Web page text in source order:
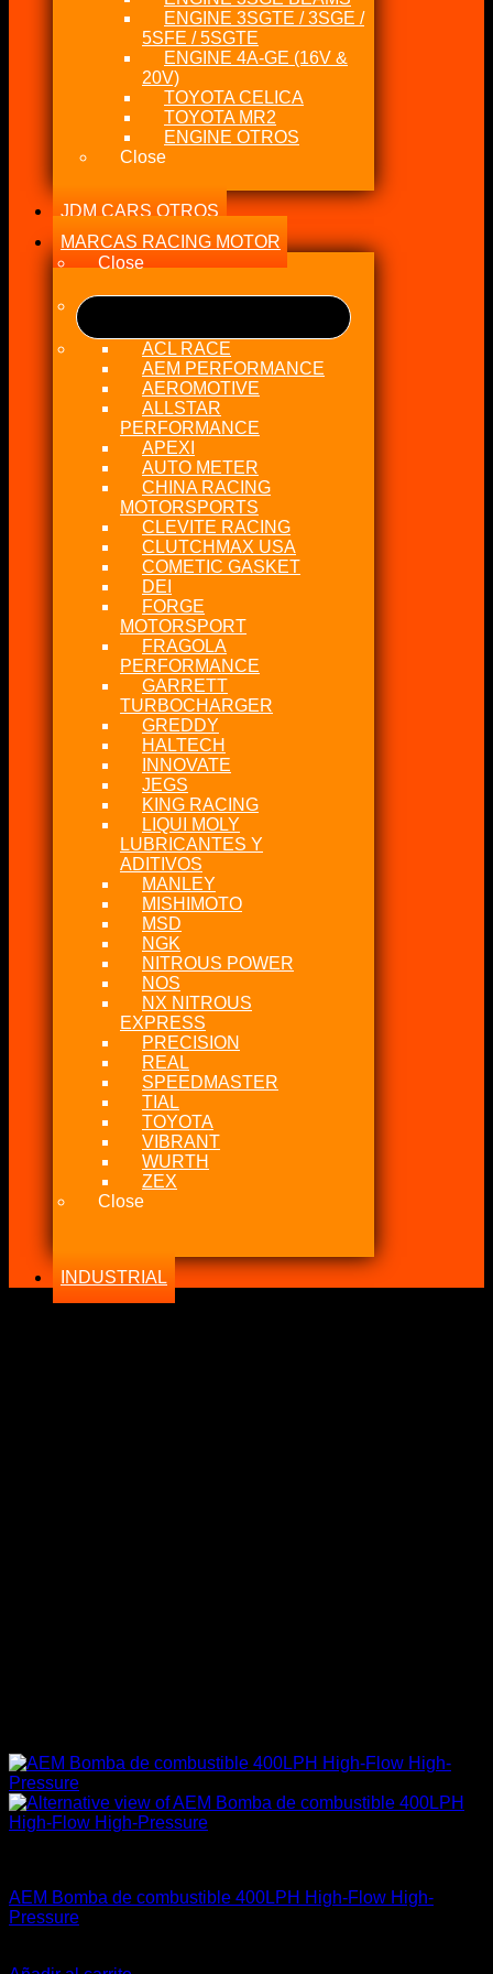
ENGINE 3SGTE / 3SGE /
5SFE / 5SGTE
ENGINE 4A-GE (16V &
20V)
TOYOTA CELICA
TOYOTA MR2
ENGINE OTROS
Close
JDM CARS OTROS
MARCAS RACING MOTOR
Close
ACL RACE
AEM PERFORMANCE
AEROMOTIVE
ALLSTAR
PERFORMANCE
APEXI
AUTO METER
CHINA RACING
MOTORSPORTS
CLEVITE RACING
CLUTCHMAX USA
COMETIC GASKET
DEI
FORGE
MOTORSPORT
FRAGOLA
PERFORMANCE
GARRETT
TURBOCHARGER
GREDDY
HALTECH
INNOVATE
JEGS
KING RACING
LIQUI MOLY
LUBRICANTES Y
ADITIVOS
MANLEY
MISHIMOTO
MSD
NGK
NITROUS POWER
NOS
NX NITROUS
EXPRESS
PRECISION
REAL
SPEEDMASTER
TIAL
TOYOTA
VIBRANT
WURTH
ZEX
Close
INDUSTRIAL
AEM Bomba de combustible 400LPH High-Flow High-
Pressure